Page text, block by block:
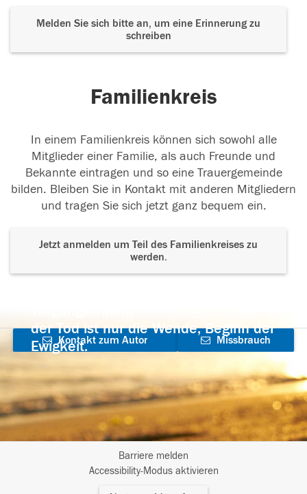
Melden Sie sich bitte an, um eine Erinnerung zu
schreiben
Familienkreis
In einem Familienkreis können sich sowohl alle
Mitglieder einer Familie, als auch Freunde und
Bekannte eintragen und so eine Trauergemeinde
bilden. Bleiben Sie in Kontakt mit anderen Mitgliedern
und tragen Sie sich jetzt ganz bequem ein.
Jetzt anmelden um Teil des Familienkreises zu
werden.
der Tod ist nur die Wende, Beginn der
Ewigkeit.
Kontakt zum Autor
aufnehmen
Missbrauch
Barriere melden
Accessibility-Modus aktivieren